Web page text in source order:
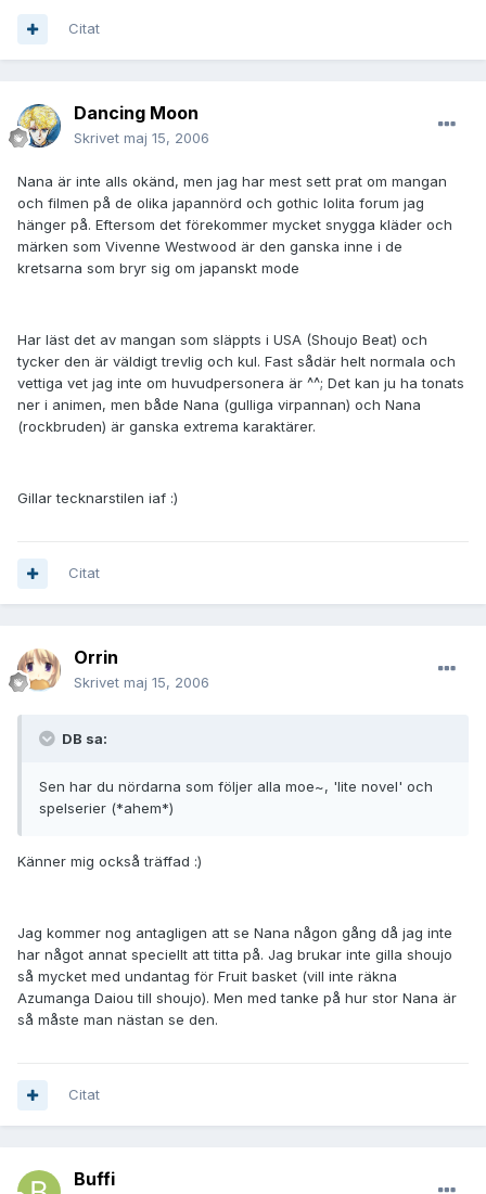
Citat
Dancing Moon
Skrivet maj 15, 2006
Nana är inte alls okänd, men jag har mest sett prat om mangan
och filmen på de olika japannörd och gothic lolita forum jag
hänger på. Eftersom det förekommer mycket snygga kläder och
märken som Vivenne Westwood är den ganska inne i de
kretsarna som bryr sig om japanskt mode
Har läst det av mangan som släppts i USA (Shoujo Beat) och
tycker den är väldigt trevlig och kul. Fast sådär helt normala och
vettiga vet jag inte om huvudpersonera är ^^; Det kan ju ha tonats
ner i animen, men både Nana (gulliga virpannan) och Nana
(rockbruden) är ganska extrema karaktärer.
Gillar tecknarstilen iaf :)
Citat
Orrin
Skrivet maj 15, 2006
DB sa:
Sen har du nördarna som följer alla moe~, 'lite novel' och
spelserier (*ahem*)
Känner mig också träffad :)
Jag kommer nog antagligen att se Nana någon gång då jag inte
har något annat speciellt att titta på. Jag brukar inte gilla shoujo
så mycket med undantag för Fruit basket (vill inte räkna
Azumanga Daiou till shoujo). Men med tanke på hur stor Nana är
så måste man nästan se den.
Citat
Buffi